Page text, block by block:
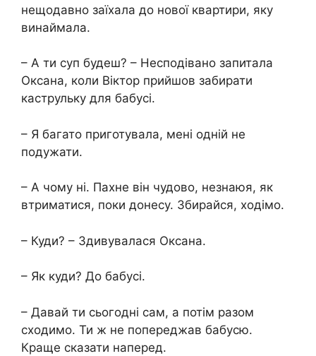
нещодавно заїхала до нової квартири, яку
винаймала.
– А ти суп будеш? – Несподівано запитала
Оксана, коли Віктор прийшов забирати
каструльку для бабусі.
– Я багато приготувала, мені одній не
подужати.
– А чому ні. Пахне він чудово, незнаюя, як
втриматися, поки донесу. Збирайся, ходімо.
– Куди? – Здивувалася Оксана.
– Як куди? До бабусі.
– Давай ти сьогодні сам, а потім разом
сходимо. Ти ж не попереджав бабусю.
Краще сказати наперед.